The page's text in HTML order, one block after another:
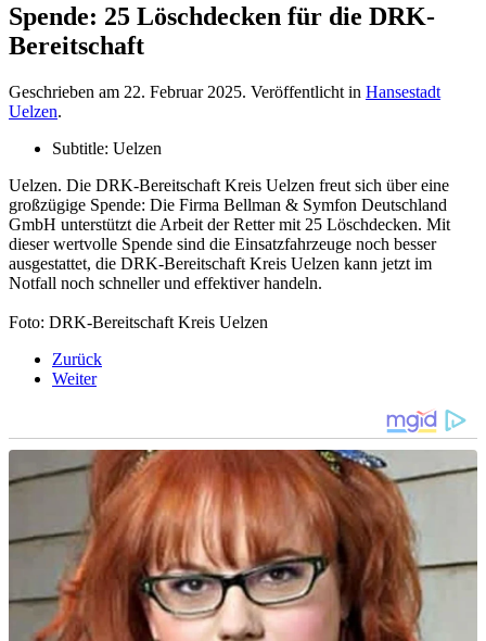
Spende: 25 Löschdecken für die DRK-
Bereitschaft
Geschrieben am 22. Februar 2025. Veröffentlicht in Hansestadt
Uelzen.
Subtitle: Uelzen
Uelzen. Die DRK-Bereitschaft Kreis Uelzen freut sich über eine
großzügige Spende: Die Firma Bellman & Symfon Deutschland
GmbH unterstützt die Arbeit der Retter mit 25 Löschdecken. Mit
dieser wertvolle Spende sind die Einsatzfahrzeuge noch besser
ausgestattet, die DRK-Bereitschaft Kreis Uelzen kann jetzt im
Notfall noch schneller und effektiver handeln.
Foto: DRK-Bereitschaft Kreis Uelzen
Zurück
Weiter